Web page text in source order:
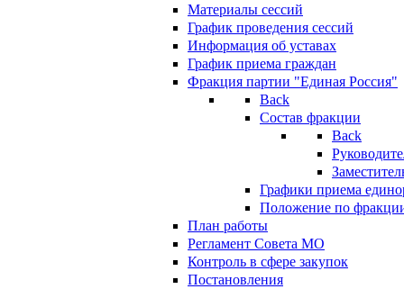
Материалы сессий
График проведения сессий
Информация об уставах
График приема граждан
Фракция партии "Единая Россия"
Back
Состав фракции
Back
Графики приема
Положение по
План работы
Регламент Совета МО
Контроль в сфере закупок
Постановления